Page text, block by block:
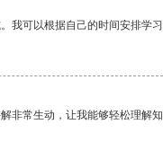
我可以根据自己的时间安排学习
非常生动，让我能够轻松理解知